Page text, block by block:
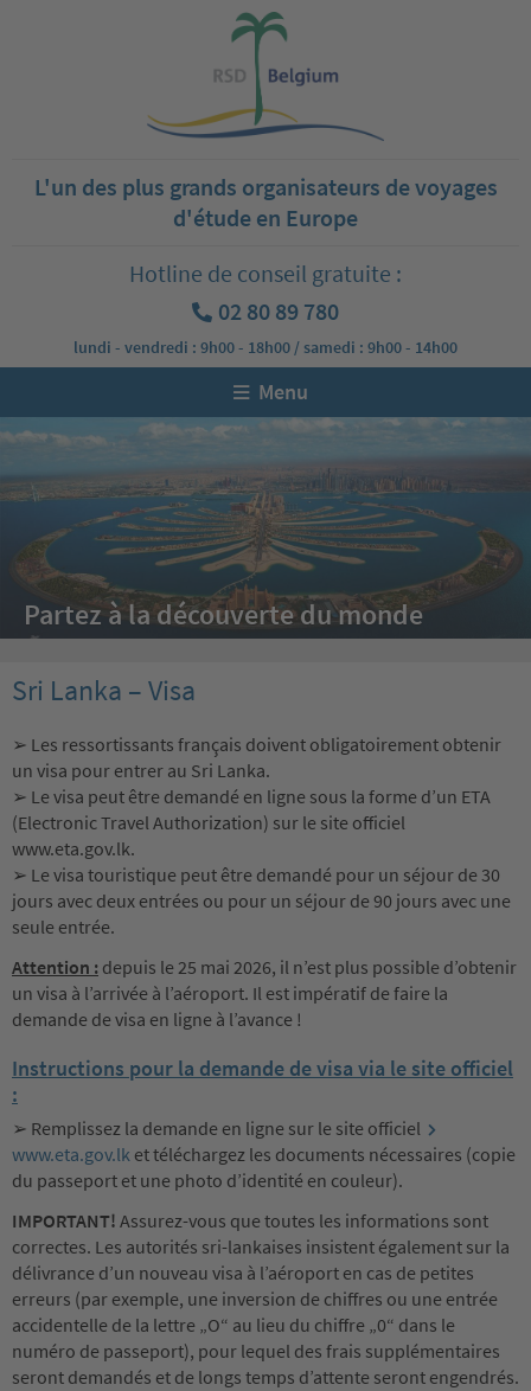
L'un des plus grands organisateurs de voyages
d'étude en Europe
Hotline de conseil gratuite :
02 80 89 780
lundi - vendredi : 9h00 - 18h00 / samedi : 9h00 - 14h00
Menu
Partez à la découverte du monde
Sri Lanka – Visa
➢ Les ressortissants français doivent obligatoirement obtenir
un visa pour entrer au Sri Lanka.
➢ Le visa peut être demandé en ligne sous la forme d’un ETA
(Electronic Travel Authorization) sur le site officiel
www.eta.gov.lk.
➢ Le visa touristique peut être demandé pour un séjour de 30
jours avec deux entrées ou pour un séjour de 90 jours avec une
seule entrée.
Attention : depuis le 25 mai 2026, il n’est plus possible d’obtenir
un visa à l’arrivée à l’aéroport. Il est impératif de faire la
demande de visa en ligne à l’avance !
Instructions pour la demande de visa via le site officiel
:
➢ Remplissez la demande en ligne sur le site officiel
www.eta.gov.lk et téléchargez les documents nécessaires (copie
du passeport et une photo d’identité en couleur).
IMPORTANT! Assurez-vous que toutes les informations sont
correctes. Les autorités sri-lankaises insistent également sur la
délivrance d’un nouveau visa à l’aéroport en cas de petites
erreurs (par exemple, une inversion de chiffres ou une entrée
accidentelle de la lettre „O“ au lieu du chiffre „0“ dans le
numéro de passeport), pour lequel des frais supplémentaires
seront demandés et de longs temps d’attente seront engendrés.